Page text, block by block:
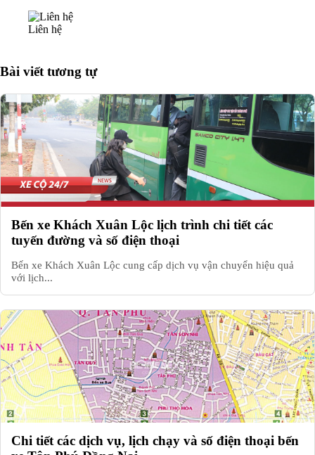
Liên hệ
Bài viết tương tự
Bến xe Khách Xuân Lộc lịch trình chi tiết các
tuyến đường và số điện thoại
Bến xe Khách Xuân Lộc cung cấp dịch vụ vận chuyển hiệu quả
với lịch...
Chi tiết các dịch vụ, lịch chạy và số điện thoại bến